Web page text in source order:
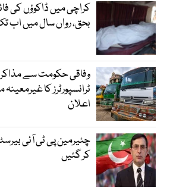
کراچی میں ڈاکوؤں کی
بحق، رواں سال میں اب تک کی
وفاقی حکومت سے
ٹرانسپورٹرز کا
اعلان
چئیرمین پی ٹی آئی
کر گئیں